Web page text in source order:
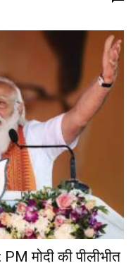
मोदी की पीलीभीत